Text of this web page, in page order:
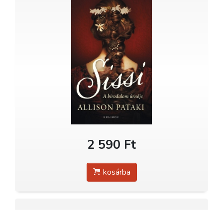
2 590 Ft
kosárba